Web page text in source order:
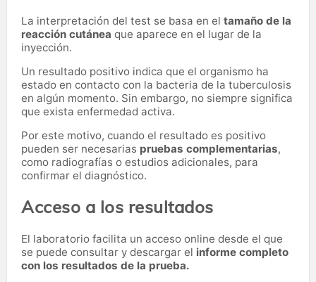
La interpretación del test se basa en el tamaño de la
reacción cutánea que aparece en el lugar de la
inyección.
Un resultado positivo indica que el organismo ha
estado en contacto con la bacteria de la tuberculosis
en algún momento. Sin embargo, no siempre significa
que exista enfermedad activa.
Por este motivo, cuando el resultado es positivo
pueden ser necesarias pruebas complementarias,
como radiografías o estudios adicionales, para
confirmar el diagnóstico.
Acceso a los resultados
El laboratorio facilita un acceso online desde el que
se puede consultar y descargar el informe completo
con los resultados de la prueba.